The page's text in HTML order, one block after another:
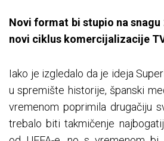
Novi format bi stupio na snagu
novi ciklus komercijalizacije
Iako je izgledalo da je ideja
u spremište historije, španski
vremenom poprimila drugačiju
trebalo biti takmičenje